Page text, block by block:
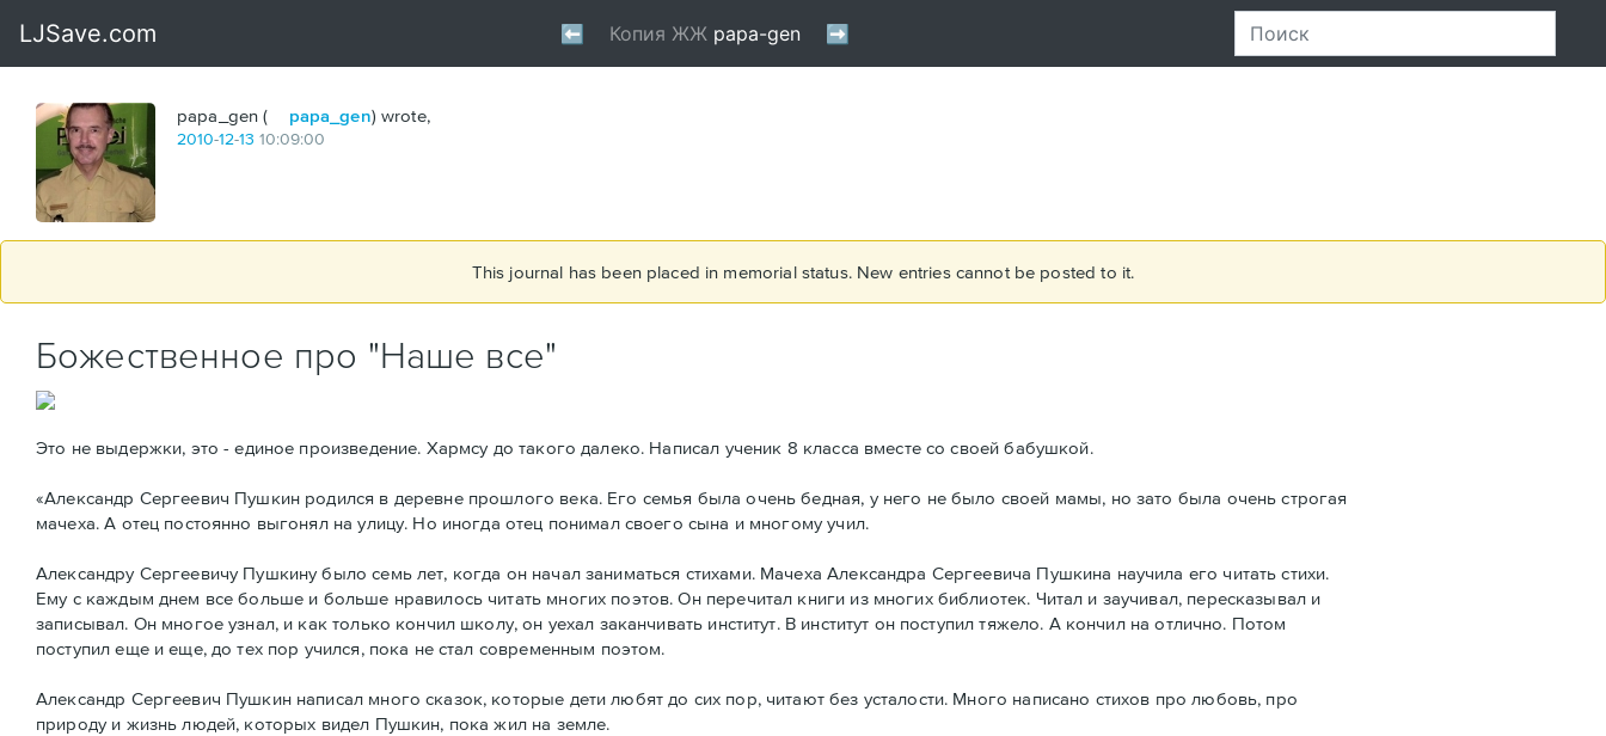
papa_gen ( papa_gen) wrote,
2010-12-13 10:09:00
This journal has been placed in memorial status. New entries cannot be posted to it.
Божественное про "Наше все"
Это не выдержки, это - единое произведение. Хармсу до такого далеко. Написал ученик 8 класса вместе со своей бабушкой.
«Александр Сергеевич Пушкин родился в деревне прошлого века. Его семья была очень бедная, у него не было своей мамы, но зато была очень строгая
мачеха. А отец постоянно выгонял на улицу. Но иногда отец понимал своего сына и многому учил.
Александру Сергеевичу Пушкину было семь лет, когда он начал заниматься стихами. Мачеха Александра Сергеевича Пушкина научила его читать стихи.
Ему с каждым днем все больше и больше нравилось читать многих поэтов. Он перечитал книги из многих библиотек. Читал и заучивал, пересказывал и
записывал. Он многое узнал, и как только кончил школу, он уехал заканчивать институт. В институт он поступил тяжело. А кончил на отлично. Потом
поступил еще и еще, до тех пор учился, пока не стал современным поэтом.
Александр Сергеевич Пушкин написал много сказок, которые дети любят до сих пор, читают без усталости. Много написано стихов про любовь, про
природу и жизнь людей, которых видел Пушкин, пока жил на земле.